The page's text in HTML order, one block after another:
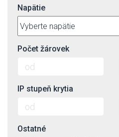
tmavá bronzová
transparentná
trblietavý efekt
tyrkysová
wenge - veľmi tmavá hnedá
zelená antika
zlatá patina
žltá
Napätie
Počet žárovek
IP stupeň krytia
Ostatné